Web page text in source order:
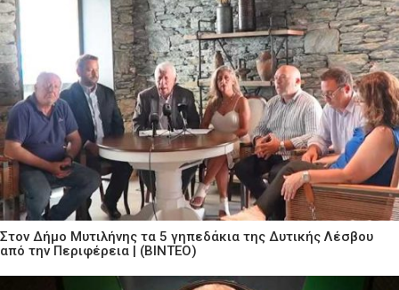
Στον Δήμο Μυτιλήνης τα 5 γηπεδάκια της Δυτικής Λέσβου
από την Περιφέρεια | (ΒΙΝΤΕΟ)